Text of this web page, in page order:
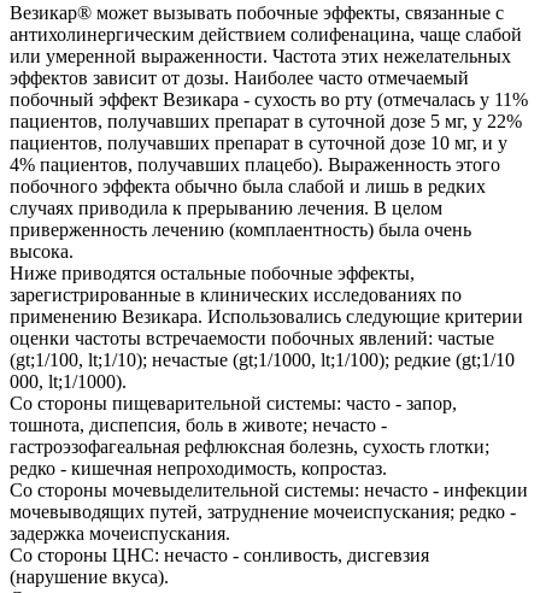
Везикар® может вызывать побочные эффекты, связанные с
антихолинергическим действием солифенацина, чаще слабой
или умеренной выраженности. Частота этих нежелательных
эффектов зависит от дозы. Наиболее часто отмечаемый
побочный эффект Везикара - сухость во рту (отмечалась у 11%
пациентов, получавших препарат в суточной дозе 5 мг, у 22%
пациентов, получавших препарат в суточной дозе 10 мг, и у
4% пациентов, получавших плацебо). Выраженность этого
побочного эффекта обычно была слабой и лишь в редких
случаях приводила к прерыванию лечения. В целом
приверженность лечению (комплаентность) была очень
высока.
Ниже приводятся остальные побочные эффекты,
зарегистрированные в клинических исследованиях по
применению Везикара. Использовались следующие критерии
оценки частоты встречаемости побочных явлений: частые
(gt;1/100, lt;1/10); нечастые (gt;1/1000, lt;1/100); редкие (gt;1/10
000, lt;1/1000).
Со стороны пищеварительной системы: часто - запор,
тошнота, диспепсия, боль в животе; нечасто -
гастроэзофагеальная рефлюксная болезнь, сухость глотки;
редко - кишечная непроходимость, копростаз.
Со стороны мочевыделительной системы: нечасто - инфекции
мочевыводящих путей, затруднение мочеиспускания; редко -
задержка мочеиспускания.
Со стороны ЦНС: нечасто - сонливость, дисгевзия
(нарушение вкуса).